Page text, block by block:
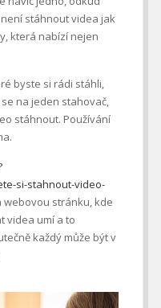
stáhnout videa jak
která nabízí nejen
byste si rádi stáhli,
na jeden stahovač,
stáhnout. Používání
si-stahnout-video-
webovou stránku, kde
videa umí a to
každý může být v